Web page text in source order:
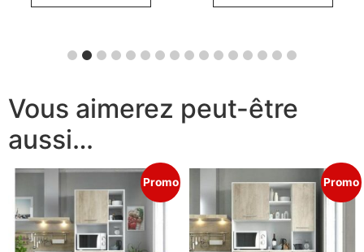
Vous aimerez peut-être
aussi…
Promo Promo